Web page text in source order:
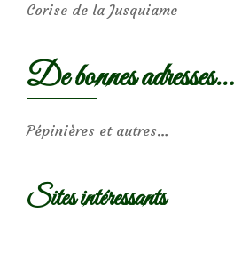
Corise de la Jusquiame
De bonnes adresses…
Pépinières et autres…
Sites intéressants